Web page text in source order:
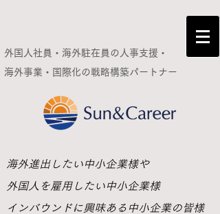
外国人社員・海外駐在員の人事支援・
海外事業・国際化の戦略構築パートナー
​海外進出したい中小企業様や
外国人を雇用したい中小企業様
インバウンドに興味ある中小企業の皆様